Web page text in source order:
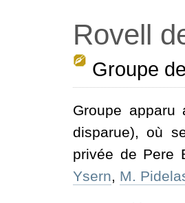
Rovell
Groupe
Groupe
disparue), où
privée de Pere
Ysern, M.